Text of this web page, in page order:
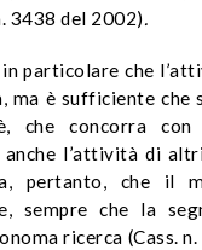
3438 del 2002).
particolare che
ma è sufficiente che
che concorra
l’attività di
pertanto, che il
sempre che la
ricerca (Cass.